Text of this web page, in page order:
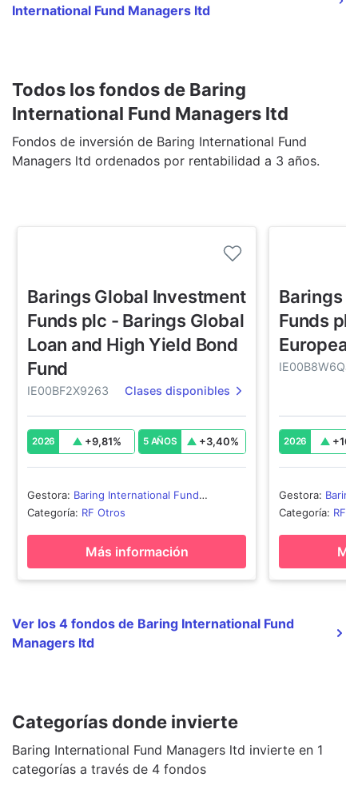
International Fund Managers ltd
Todos los fondos de Baring
International Fund Managers ltd
Fondos de inversión de Baring International Fund
Managers ltd ordenados por rentabilidad a 3 años.
Barings Global Investment
Funds plc - Barings Global
Loan and High Yield Bond
Fund
IE00BF2X9263 Clases disponibles
2026 +9,81% 5 AÑOS +3,40%
Gestora: Baring International Fund
Managers ltd
Categoría: RF Otros
Más información
Barings
Funds
2026 +
Gestora:
Managers ltd
Categoría: RF
Ver los 4 fondos de Baring International Fund
Managers ltd
Categorías donde invierte
Baring International Fund Managers ltd invierte en 1
categorías a través de 4 fondos